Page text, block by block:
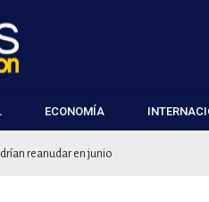
ECONOMÍA
reanudar en junio